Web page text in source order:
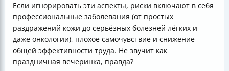
Если игнорировать эти аспекты, риски включают в себя
профессиональные заболевания (от простых
раздражений кожи до серьёзных болезней лёгких и
даже онкологии), плохое самочувствие и снижение
общей эффективности труда. Не звучит как
праздничная вечеринка, правда?